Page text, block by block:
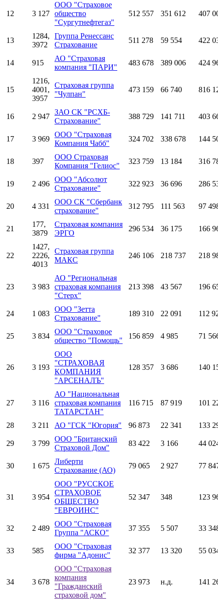
12 3 127
ООО "Страховое
общество
"Сургутнефтегаз"
512 557 351 612 407
13
1284,
3972
Группа Ренессанс
Страхование
511 278 59 554 422
14 915
АО "Страховая
компания "ПАРИ"
483 678 389 006 424
15
1216,
4001,
3957
Страховая группа
"Чулпан"
473 159 66 740 816
16 2 947
ЗАО СК "РСХБ-
Страхование"
388 729 141 711 403
17 3 969
ООО "Страховая
Компания Чабб"
324 702 338 678 144
18 397
ООО Страховая
Компания "Гелиос"
323 759 13 184 316
19 2 496
ООО "Абсолют
Страхование"
322 923 36 696 286
20 4 331
ООО СК "Сбербанк
страхование"
312 795 111 563 97
21
177,
3879
Страховая компания
ЭРГО
296 534 36 175 166
22
1427,
2226,
4013
Страховая группа
МАКС
246 106 218 737 218
23 3 983
АО "Региональная
страховая компания
"Стерх"
213 398 43 567 196
24 1 083
ООО "Зетта
Страхование"
189 310 22 091 112
25 3 834
ООО "Страховое
общество "Помощь"
156 859 4 985 71
26 3 193
ООО
"СТРАХОВАЯ
КОМПАНИЯ
"АРСЕНАЛЪ"
128 357 3 686 140
27 3 116
АО "Национальная
страховая компания
ТАТАРСТАН"
116 715 87 919 101
28 3 211 АО "ГСК "Югория" 96 873 22 341 133
29 3 799
ООО "Британский
Страховой Дом"
83 422 3 166 44
30 1 675
Либерти
Страхование (АО)
79 065 2 927 77
31 3 954
ООО "РУССКОЕ
СТРАХОВОЕ
ОБЩЕСТВО
"ЕВРОИНС"
52 347 348 123
32 2 489
ООО "Страховая
Группа "АСКО"
37 355 5 507 33
33 585
ООО "Страховая
фирма "Адонис"
32 377 13 320 55
34 3 678
ООО "Страховая
компания
"Гражданский
страховой дом"
23 973 н.д. 141